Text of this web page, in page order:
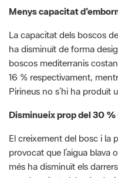
ha disminuït de forma
boscos mediterranis
16 % respectivament,
Pirineus no s’hi ha produït
Disminueix prop del 30 %
El creixement del bosc i la
provocat que l’aigua blava
més ha disminuït els
per al conjunt del país,
Baixa l’oferta de fusta, es